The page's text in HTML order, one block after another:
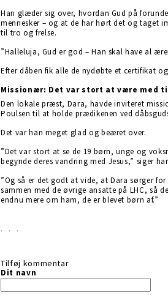
Han glæder sig over, hvordan Gud på
mennesker – og at de har hørt det og taget
til tro og frelse.
”Halleluja, Gud er god – Han skal have al
Efter dåben fik alle de nydøbte et certifikat
Missionær: Det var stort at være med
Den lokale præst, Dara, havde inviteret
Poulsen til at holde prædikenen ved
Det var han meget glad og beæret over.
”Det var stort at se de 19 børn, unge og
begynde deres vandring med Jesus,” siger
”Og så er det godt at vide, at Dara sørger
sammen med de øvrige ansatte på LHC, så
endnu mere om ham, de er blevet børn af.”
Tilføj kommentar
Dit navn